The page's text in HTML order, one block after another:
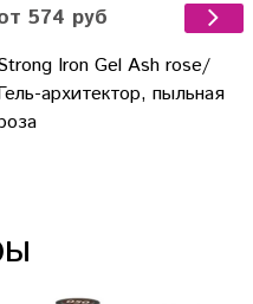
574 руб
Iron Gel Ash rose/
архитектор, пыльная